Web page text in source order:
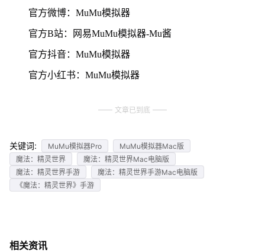
官方微博：MuMu模拟器
官方B站：网易MuMu模拟器-Mu酱
官方抖音：MuMu模拟器
官方小红书：MuMu模拟器
文章已到底
关键词: MuMu模拟器Pro
MuMu模拟器Mac版
魔法：精灵世界
魔法：精灵世界Mac电脑版
魔法：精灵世界手游
魔法：精灵世界手游Mac电脑版
《魔法：精灵世界》手游
相关资讯